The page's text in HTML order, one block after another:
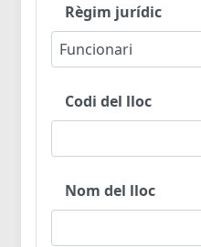
Règim jurídic
Funcionari
Codi del lloc
Nom del lloc